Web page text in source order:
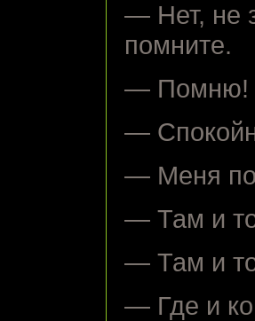
— Нет, не
помните.
— Помню!
—
— Меня
— Там и
— Там и
— Где и